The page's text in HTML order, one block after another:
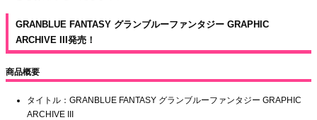
GRANBLUE FANTASY グランブルーファンタジー GRAPHIC
ARCHIVE III発売！
商品概要
タイトル：GRANBLUE FANTASY グランブルーファンタジー GRAPHIC
ARCHIVE III